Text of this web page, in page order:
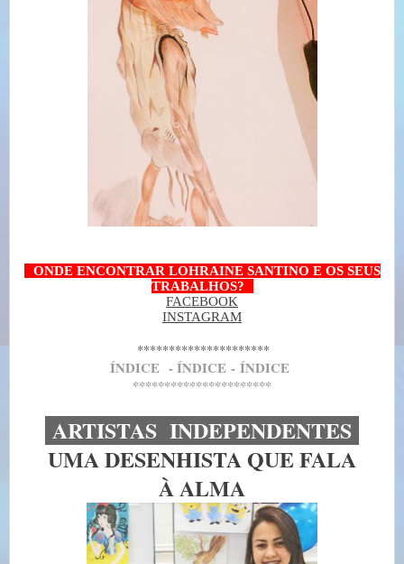
ONDE ENCONTRAR LOHRAINE SANTINO E OS SEUS
TRABALHOS?
FACEBOOK
INSTAGRAM
*********************
ÍNDICE - ÍNDICE - ÍNDICE
**********************
ARTISTAS INDEPENDENTES
UMA DESENHISTA QUE FALA
À ALMA